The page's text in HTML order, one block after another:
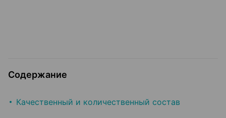
Содержание
Качественный и количественный состав